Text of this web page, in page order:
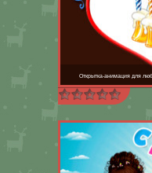
Открытка-анимация для